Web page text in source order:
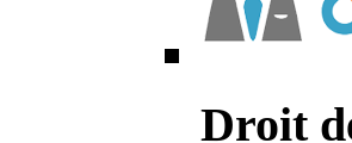
Droit